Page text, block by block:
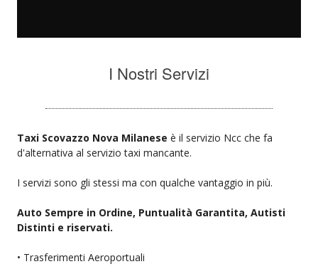
I Nostri Servizi
Taxi Scovazzo Nova Milanese è il servizio Ncc che fa
d'alternativa al servizio taxi mancante.
I servizi sono gli stessi ma con qualche vantaggio in più.
Auto Sempre in Ordine, Puntualità Garantita, Autisti
Distinti e riservati.
• Trasferimenti Aeroportuali